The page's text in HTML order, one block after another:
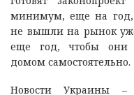
минимум, еще на
не вышли на рынок
еще год, чтобы они
домом самостоятельно.
Новости Украины